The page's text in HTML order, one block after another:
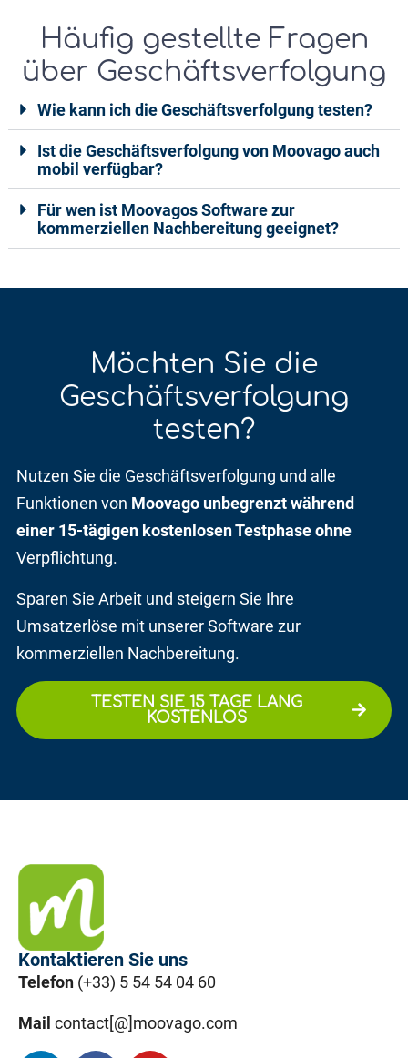
Häufig gestellte Fragen
über Geschäftsverfolgung
Wie kann ich die Geschäftsverfolgung testen?
Ist die Geschäftsverfolgung von Moovago auch
mobil verfügbar?
Für wen ist Moovagos Software zur
kommerziellen Nachbereitung geeignet?
Möchten Sie die
Geschäftsverfolgung
testen?
Nutzen Sie die Geschäftsverfolgung und alle
Funktionen von Moovago unbegrenzt während
einer 15-tägigen kostenlosen Testphase ohne
Verpflichtung.
Sparen Sie Arbeit und steigern Sie Ihre
Umsatzerlöse mit unserer Software zur
kommerziellen Nachbereitung.
TESTEN SIE 15 TAGE LANG
KOSTENLOS
Kontaktieren Sie uns
Telefon (+33) 5 54 54 04 60
Mail contact[@]moovago.com